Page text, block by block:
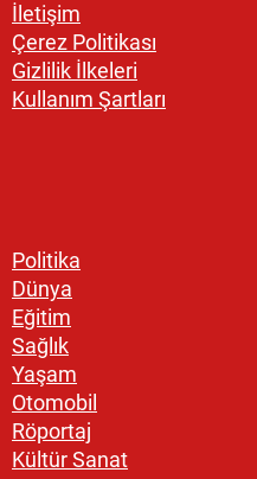
İletişim
Çerez Politikası
Gizlilik İlkeleri
Kullanım Şartları
Politika
Dünya
Eğitim
Sağlık
Yaşam
Otomobil
Röportaj
Kültür Sanat